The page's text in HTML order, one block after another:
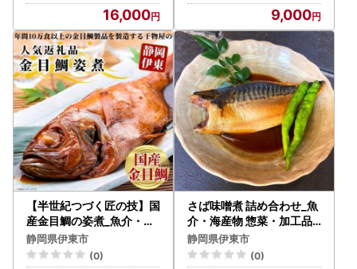
16,000 9,000
【半世紀つづく匠の技】国
産金目鯛の姿煮_魚介・海
産物 _【配送不可地域：離
島】【1394366】
静岡県伊東市
(0)
さば味噌煮 詰め合わせ_魚
介・海産物 惣菜・加工品 _
【配送不可地域：離島】【
1436165】
静岡県伊東市
(0)